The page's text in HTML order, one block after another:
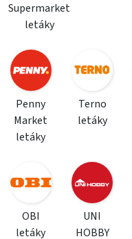
Supermarket
letáky
Penny
Market
letáky
Terno
letáky
OBI
letáky
UNI
HOBBY